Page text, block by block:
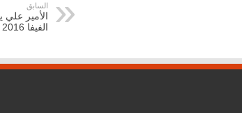
السابق
الأمير علي
الفيفا 2016